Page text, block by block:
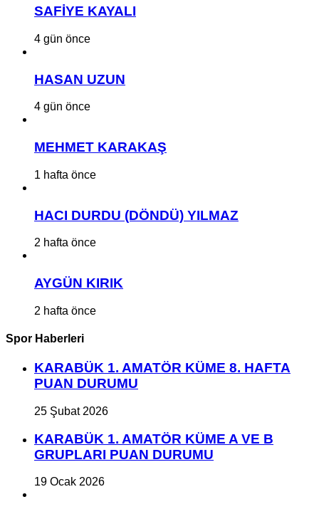
SAFİYE KAYALI
4 gün önce
HASAN UZUN
4 gün önce
MEHMET KARAKAŞ
1 hafta önce
HACI DURDU (DÖNDÜ) YILMAZ
2 hafta önce
AYGÜN KIRIK
2 hafta önce
Spor Haberleri
KARABÜK 1. AMATÖR KÜME 8. HAFTA
PUAN DURUMU
25 Şubat 2026
KARABÜK 1. AMATÖR KÜME A VE B
GRUPLARI PUAN DURUMU
19 Ocak 2026